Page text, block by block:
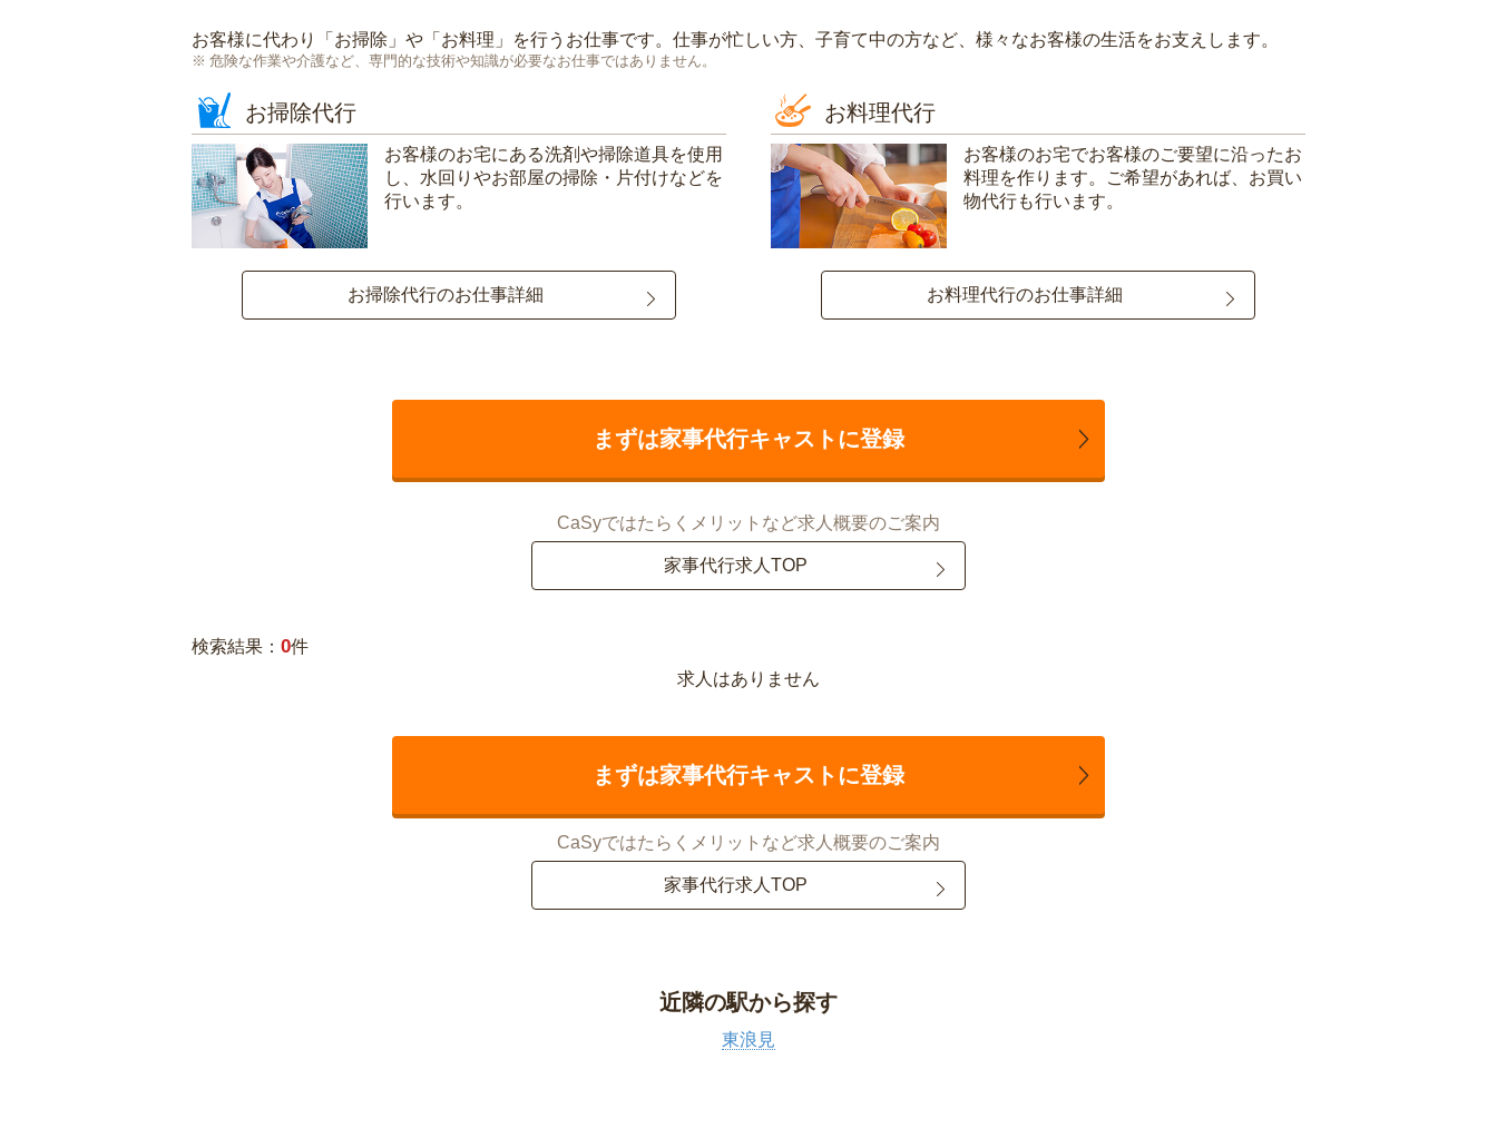
お客様に代わり「 お掃除 」や「 お料理 」を行うお仕事です。仕事が忙しい方、子育て中の方など、様々なお客様の生活をお支えします。
危険な作業や介護など、専門的な技術や知識が必要なお仕事ではありません。
お掃除代行
お客様のお宅にある洗剤や掃除道具を使用
し、水回りやお部屋の掃除・片付けなどを
行います。
お掃除代行のお仕事詳細
お料理代行
お客様のお宅でお客様のご要望に沿ったお
料理を作ります。ご希望があれば、お買い
物代行も行います。
お料理代行のお仕事詳細
まずは家事代行キャストに登録
CaSyではたらくメリットなど求人概要のご案内
家事代行求人TOP
検索結果： 0件
求人はありません
まずは家事代行キャストに登録
CaSyではたらくメリットなど求人概要のご案内
家事代行求人TOP
近隣の駅から探す
東浪見